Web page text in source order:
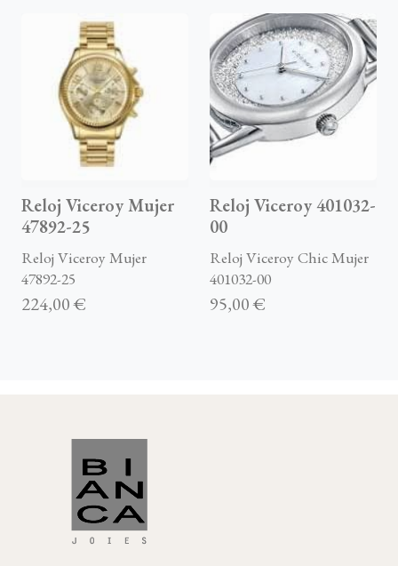
Reloj Viceroy Mujer
47892-25
Reloj Viceroy Mujer
47892-25
224,00 €
Reloj Viceroy 401032-
00
Reloj Viceroy Chic Mujer
401032-00
95,00 €